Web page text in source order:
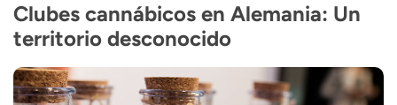
Clubes cannábicos en Alemania: Un
territorio desconocido